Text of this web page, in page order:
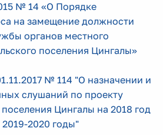
№ 14 «О Порядке
на замещение должности
органов местного
поселения Цингалы»
№ 114 "О назначении и
слушаний по проекту
Цингалы на 2018 год
2020 годы"